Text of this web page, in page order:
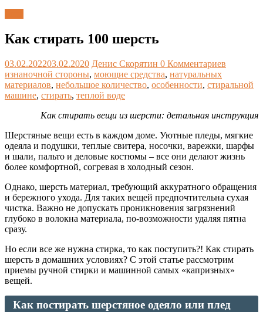
Как стирать 100 шерсть
03.02.202203.02.2020 Денис Скорятин 0 Комментариев
изнаночной стороны, моющие средства, натуральных
материалов, небольшое количество, особенности, стиральной
машине, стирать, теплой воде
Как стирать вещи из шерсти: детальная инструкция
Шерстяные вещи есть в каждом доме. Уютные пледы, мягкие
одеяла и подушки, теплые свитера, носочки, варежки, шарфы
и шали, пальто и деловые костюмы – все они делают жизнь
более комфортной, согревая в холодный сезон.
Однако, шерсть материал, требующий аккуратного обращения
и бережного ухода. Для таких вещей предпочтительна сухая
чистка. Важно не допускать проникновения загрязнений
глубоко в волокна материала, по-возможности удаляя пятна
сразу.
Но если все же нужна стирка, то как поступить?! Как стирать
шерсть в домашних условиях? С этой статье рассмотрим
приемы ручной стирки и машинной самых «капризных»
вещей.
Как постирать шерстяное одеяло или плед